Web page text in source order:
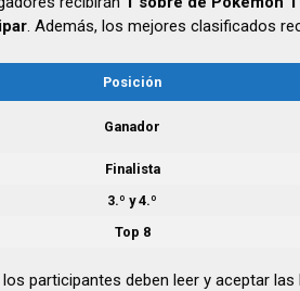
. Además, los mejores clasificados
Posición
Ganador
Finalista
3.º y 4.º
Top 8
participantes deben leer y aceptar